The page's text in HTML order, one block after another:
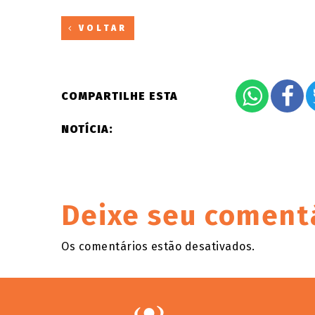
VOLTAR
COMPARTILHE ESTA
NOTÍCIA:
Deixe seu
Os comentários estão desativados.